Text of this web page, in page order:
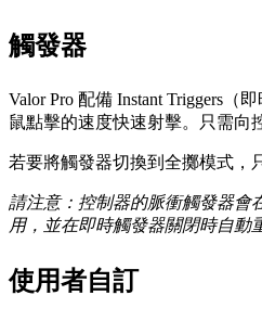
觸發器
Valor Pro 配備 Instant Triggers（
鼠點擊的速度快速射擊。只需向
若要將觸發器切換到全擲模式，
請注意：控制器的脈衝觸發器會
用，並在即時觸發器關閉時自動
使用者自訂